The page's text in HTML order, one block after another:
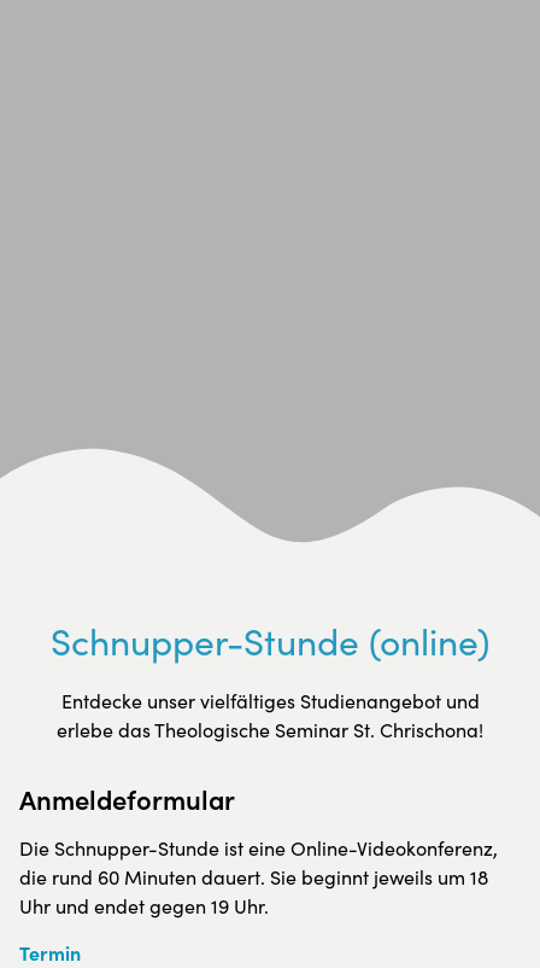
Schnupper-Stunde (online)
Entdecke unser vielfältiges Studienangebot und
erlebe das Theologische Seminar St. Chrischona!
Anmeldeformular
Die Schnupper-Stunde ist eine Online-Videokonferenz,
die rund 60 Minuten dauert. Sie beginnt jeweils um 18
Uhr und endet gegen 19 Uhr.
Termin